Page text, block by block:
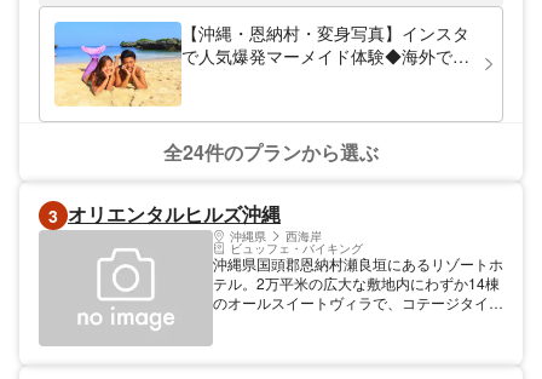
【沖縄・恩納村・変身写真】インスタ
で人気爆発マーメイド体験◆海外で話
全24件のプランから選ぶ
3 オリエンタルヒルズ沖縄
沖縄県 西海岸
ビュッフェ・バイキング
沖縄県国頭郡恩納村瀬良垣にあるリゾートホ
テル。2万平米の広大な敷地内にわずか14棟
のオールスイートヴィラで、コテージタイプ